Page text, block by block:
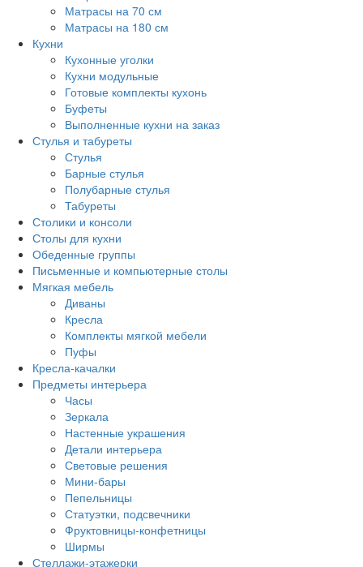
Матрасы на 70 см
Матрасы на 180 см
Кухни
Кухонные уголки
Кухни модульные
Готовые комплекты кухонь
Буфеты
Выполненные кухни на заказ
Стулья и табуреты
Стулья
Барные стулья
Полубарные стулья
Табуреты
Столики и консоли
Столы для кухни
Обеденные группы
Письменные и компьютерные столы
Мягкая мебель
Диваны
Кресла
Комплекты мягкой мебели
Пуфы
Кресла-качалки
Предметы интерьера
Часы
Зеркала
Настенные украшения
Детали интерьера
Световые решения
Мини-бары
Пепельницы
Статуэтки, подсвечники
Фруктовницы-конфетницы
Ширмы
Стеллажи-этажерки